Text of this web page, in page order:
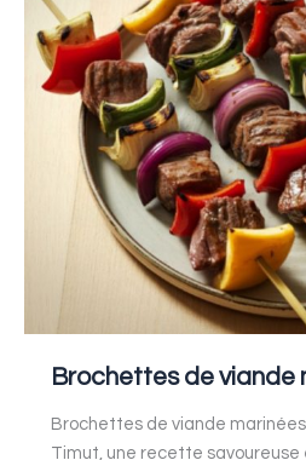
Brochettes de viande
Brochettes de viande
Timut, une recette
marinées